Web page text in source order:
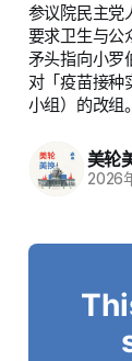
参议院民主党
要求卫生与公
矛头指向小罗
对「疫苗接种
小组）的改组。
美轮
2026